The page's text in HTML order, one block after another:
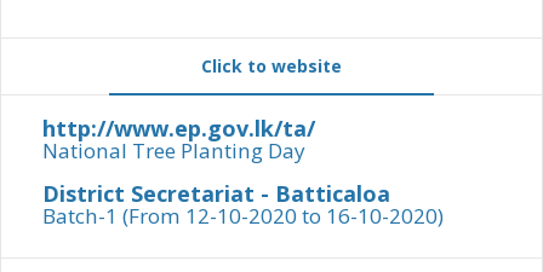
Click to website
http://www.ep.gov.lk/ta/
National Tree Planting Day
District Secretariat - Batticaloa
Batch-1 (From 12-10-2020 to 16-10-2020)